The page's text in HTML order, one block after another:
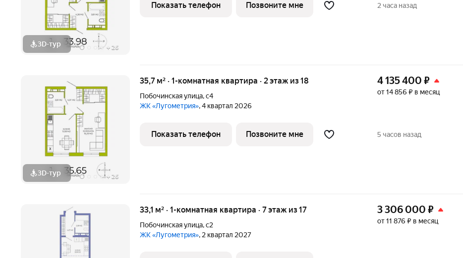
3D-тур + 26
Показать телефон Позвоните мне 2 часа назад
3D-тур + 26
35,7 м² · 1-комнатная квартира · 2 этаж из 18
Побочинская улица,с4
ЖК «Лугометрия», 4 квартал 2026
4 135 400 ₽
от 14 856 ₽ в месяц
Показать телефон Позвоните мне 5 часов назад
33,1 м² · 1-комнатная квартира · 7 этаж из 17
Побочинская улица,с2
ЖК «Лугометрия», 2 квартал 2027
3 306 000 ₽
от 11 876 ₽ в месяц